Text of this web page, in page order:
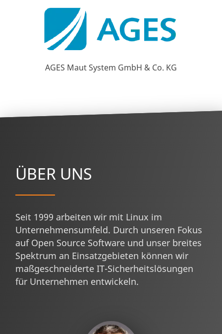
AGES Maut System GmbH & Co. KG
ÜBER UNS
Seit 1999 arbeiten wir mit Linux im
Unternehmensumfeld. Durch unseren Fokus
auf Open Source Software und unser breites
Spektrum an Einsatzgebieten können wir
maßgeschneiderte IT-Sicherheitslösungen
für Unternehmen entwickeln.